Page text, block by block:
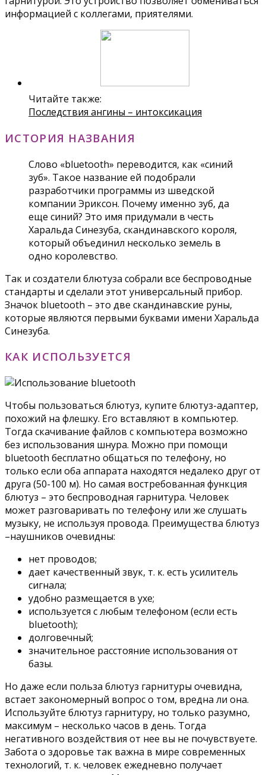
информацией с коллегами, приятелями.
Читайте также:
Последствия ангины – интоксикация
ИСТОРИЯ НАЗВАНИЯ
Слово «bluetooth» переводится, как «синий
зуб». Такое название ей подобрали
разработчики программы из шведской
компании Эриксон. Почему именно зуб, да
еще синий? Это имя придумали в честь
Харальда Синезуба, скандинавского короля,
который объединил несколько земель в
одно королевство.
Так и создатели блютуза собрали все беспроводные
стандарты и сделали этот универсальный прибор.
Значок bluetooth – это две скандинавские руны,
которые являются первыми буквами имени Харальда
Синезуба.
КАК ИСПОЛЬЗУЕТСЯ
Чтобы пользоваться блютуз, купите блютуз-адаптер,
похожий на флешку. Его вставляют в компьютер.
Тогда скачивание файлов с компьютера возможно
без использования шнура. Можно при помощи
bluetooth бесплатно общаться по телефону, но
только если оба аппарата находятся недалеко друг от
друга (50-100 м). Но самая востребованная функция
блютуз – это беспроводная гарнитура. Человек
может разговаривать по телефону или же слушать
музыку, не используя провода. Преимущества блютуз
–наушников очевидны:
нет проводов;
дает качественный звук, т. к. есть усилитель
сигнала;
удобно размещается в ухе;
используется с любым телефоном (если есть
bluetooth);
долговечный;
значительное расстояние использования от
базы.
Но даже если польза блютуз гарнитуры очевидна,
встает закономерный вопрос о том, вредна ли она.
Используйте блютуз гарнитуру, но только разумно,
максимум – несколько часов в день. Тогда
негативного воздействия от нее вы не почувствуете.
Забота о здоровье так важна в мире современных
технологий, т. к. человек ежедневно получает